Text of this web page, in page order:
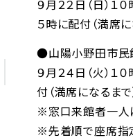
９月２２日（日）
５時に配付（満席に
●山陽小野田市民
９月２４日（火）
付（満席になるまで
※窓口来館者一人
※先着順で座席指